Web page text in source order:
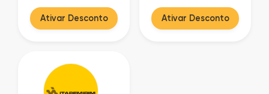
Ativar Desconto Ativar Desconto